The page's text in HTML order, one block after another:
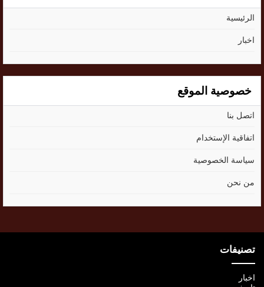
الرئيسية
اخبار
خصوصية الموقع
اتصل بنا
اتفاقية الإستخدام
سياسة الخصوصية
من نحن
تصنيفات
اخبار